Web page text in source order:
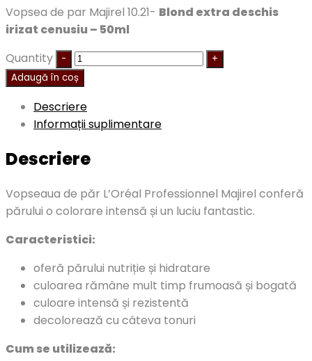
Vopsea de par Majirel 10.21- Blond extra deschis
irizat cenusiu – 50ml
Quantity
Adaugă în coș
Descriere
Informații suplimentare
Descriere
Vopseaua de păr L’Oréal Professionnel Majirel conferă
părului o colorare intensă și un luciu fantastic.
Caracteristici:
oferă părului nutriție și hidratare
culoarea rămâne mult timp frumoasă și bogată
culoare intensă și rezistentă
decolorează cu câteva tonuri
Cum se utilizează: